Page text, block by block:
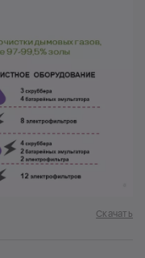
Скачать